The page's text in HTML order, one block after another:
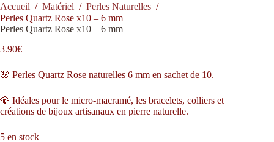
Accueil / Matériel / Perles Naturelles /
Perles Quartz Rose x10 – 6 mm
Perles Quartz Rose x10 – 6 mm
3.90€
🌸 Perles Quartz Rose naturelles 6 mm en sachet de 10.
💎 Idéales pour le micro-macramé, les bracelets, colliers et
créations de bijoux artisanaux en pierre naturelle.
5 en stock